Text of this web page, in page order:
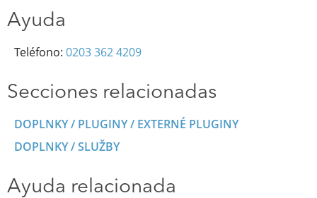
Ayuda
Teléfono: 0203 362 4209
Secciones relacionadas
DOPLNKY / PLUGINY / EXTERNÉ PLUGINY
DOPLNKY / SLUŽBY
Ayuda relacionada